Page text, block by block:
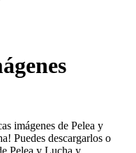
imágenes de Pelea y
Puedes descargarlos o
Pelea y Lucha y